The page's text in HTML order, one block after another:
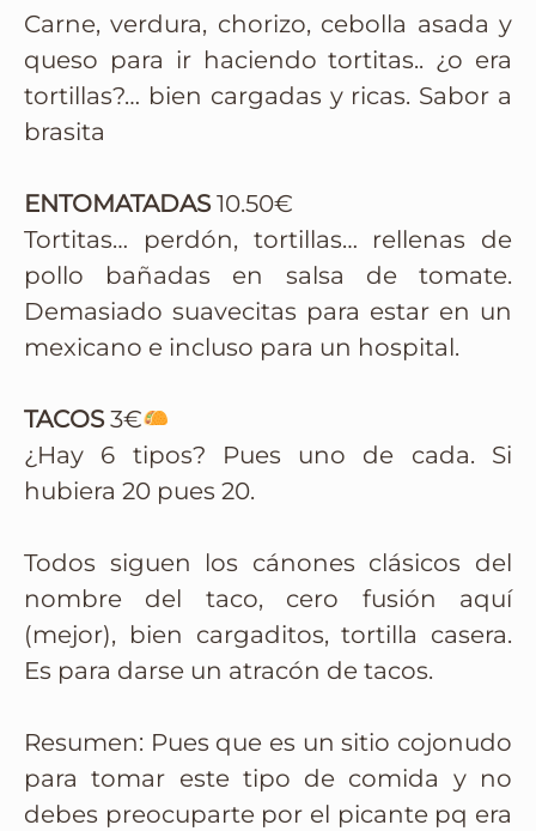
Carne, verdura, chorizo, cebolla asada y
queso para ir haciendo tortitas.. ¿o era
tortillas?… bien cargadas y ricas. Sabor a
brasita
ENTOMATADAS10.50€
Tortitas… perdón, tortillas… rellenas de
pollo bañadas en salsa de tomate.
Demasiado suavecitas para estar en un
mexicano e incluso para un hospital.
TACOS3€
¿Hay 6 tipos? Pues uno de cada. Si
hubiera 20 pues 20.
Todos siguen los cánones clásicos del
nombre del taco, cero fusión aquí
(mejor), bien cargaditos, tortilla casera.
Es para darse un atracón de tacos.
Resumen: Pues que es un sitio cojonudo
para tomar este tipo de comida y no
debes preocuparte por el picante pq era